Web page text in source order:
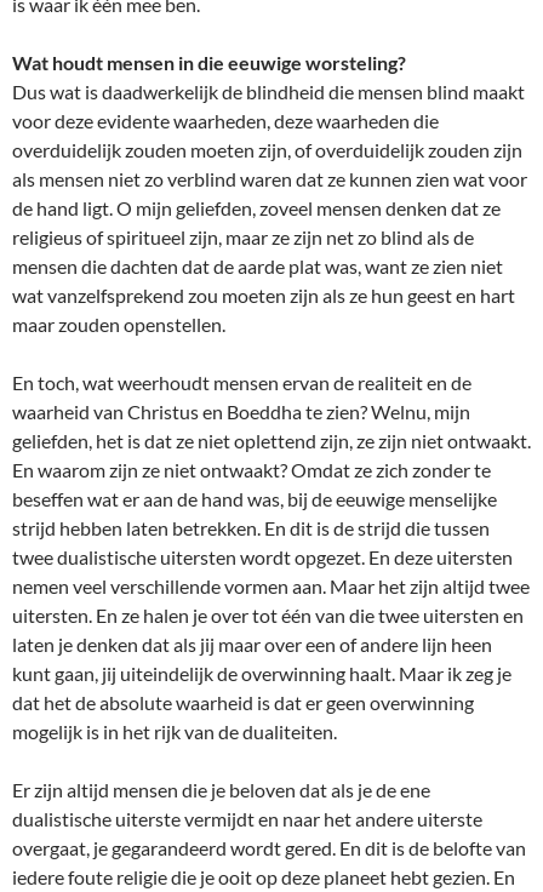
Wat houdt mensen in die eeuwige worsteling?
Dus wat is daadwerkelijk de blindheid die mensen blind maakt
voor deze evidente waarheden, deze waarheden die
overduidelijk zouden moeten zijn, of overduidelijk zouden zijn
als mensen niet zo verblind waren dat ze kunnen zien wat voor
de hand ligt. O mijn geliefden, zoveel mensen denken dat ze
religieus of spiritueel zijn, maar ze zijn net zo blind als de
mensen die dachten dat de aarde plat was, want ze zien niet
wat vanzelfsprekend zou moeten zijn als ze hun geest en hart
maar zouden openstellen.
En toch, wat weerhoudt mensen ervan de realiteit en de
waarheid van Christus en Boeddha te zien? Welnu, mijn
geliefden, het is dat ze niet oplettend zijn, ze zijn niet ontwaakt.
En waarom zijn ze niet ontwaakt? Omdat ze zich zonder te
beseffen wat er aan de hand was, bij de eeuwige menselijke
strijd hebben laten betrekken. En dit is de strijd die tussen
twee dualistische uitersten wordt opgezet. En deze uitersten
nemen veel verschillende vormen aan. Maar het zijn altijd twee
uitersten. En ze halen je over tot één van die twee uitersten en
laten je denken dat als jij maar over een of andere lijn heen
kunt gaan, jij uiteindelijk de overwinning haalt. Maar ik zeg je
dat het de absolute waarheid is dat er geen overwinning
mogelijk is in het rijk van de dualiteiten.
Er zijn altijd mensen die je beloven dat als je de ene
dualistische uiterste vermijdt en naar het andere uiterste
overgaat, je gegarandeerd wordt gered. En dit is de belofte van
iedere foute religie die je ooit op deze planeet hebt gezien. En